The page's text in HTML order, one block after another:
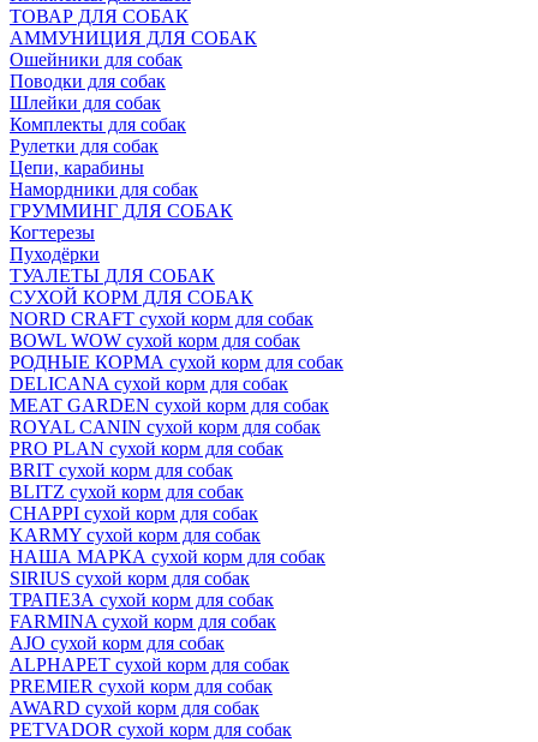
ТОВАР ДЛЯ СОБАК
АММУНИЦИЯ ДЛЯ СОБАК
Ошейники для собак
Поводки для собак
Шлейки для собак
Комплекты для собак
Рулетки для собак
Цепи, карабины
Намордники для собак
ГРУММИНГ ДЛЯ СОБАК
Когтерезы
Пуходёрки
ТУАЛЕТЫ ДЛЯ СОБАК
СУХОЙ КОРМ ДЛЯ СОБАК
NORD CRAFT сухой корм для собак
BOWL WOW сухой корм для собак
РОДНЫЕ КОРМА сухой корм для собак
DELICANA сухой корм для собак
MEAT GARDEN сухой корм для собак
ROYAL CANIN сухой корм для собак
PRO PLAN сухой корм для собак
BRIT сухой корм для собак
BLITZ сухой корм для собак
CHAPPI сухой корм для собак
KARMY сухой корм для собак
НАША МАРКА сухой корм для собак
SIRIUS сухой корм для собак
ТРАПЕЗА сухой корм для собак
FARMINA сухой корм для собак
AJO сухой корм для собак
ALPHAPET сухой корм для собак
PREMIER сухой корм для собак
AWARD сухой корм для собак
PETVADOR сухой корм для собак